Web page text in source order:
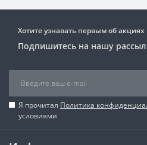
Хотите узнавать первым об акциях
Подпишитесь на нашу
Я прочитал Политика
условиями